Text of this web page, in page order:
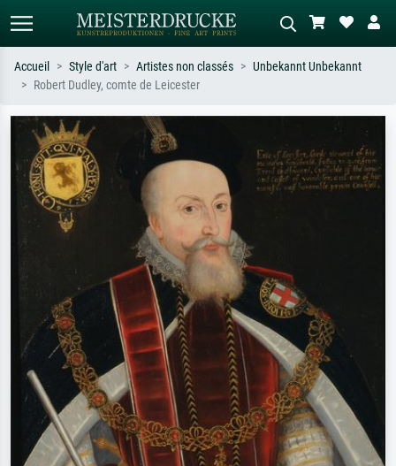
Recherchez par artiste, titre ou style –
ex. Monet, Nuit étoilée,
impressionnisme, vague de Hokusai,
nu.
Décrivez la scène – ex. prairie verte,
abstrait avec beaucoup de rouge,
tableau sombre, nu debout près d'un
arbre.
Accueil Style d'art Artistes non classés
Unbekannt Unbekannt
Robert Dudley, comte de Leicester